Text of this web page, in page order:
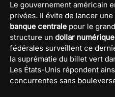
Le gouvernement américain
privées. Il évite de lancer une
banque centrale pour le
structure un dollar
fédérales surveillent ce
la suprématie du billet vert
Les États-Unis répondent
concurrentes sans